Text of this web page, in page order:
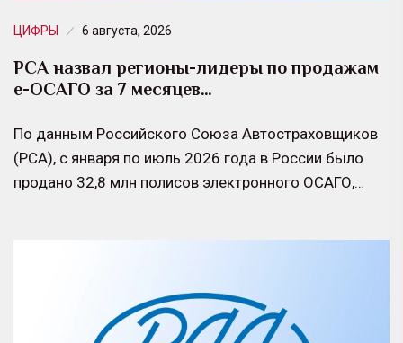
ЦИФРЫ 6 августа, 2026
РСА назвал регионы-лидеры по продажам
е-ОСАГО за 7 месяцев…
По данным Российского Союза Автостраховщиков
(РСА), с января по июль 2026 года в России было
продано 32,8 млн полисов электронного ОСАГО,…